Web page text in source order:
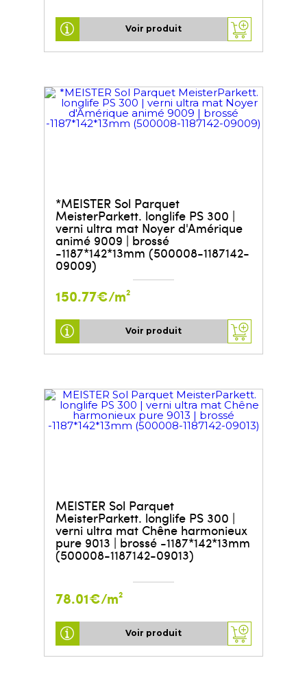
Voir produit
*MEISTER Sol Parquet
MeisterParkett. longlife PS 300 |
verni ultra mat Noyer d'Amérique
animé 9009 | brossé
-1187*142*13mm (500008-1187142-
09009)
150.77€/m²
Voir produit
MEISTER Sol Parquet
MeisterParkett. longlife PS 300 |
verni ultra mat Chêne harmonieux
pure 9013 | brossé -1187*142*13mm
(500008-1187142-09013)
78.01€/m²
Voir produit